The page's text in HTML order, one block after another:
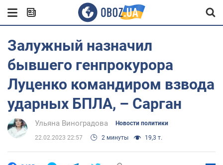
Залужный назначил
бывшего генпрокурора
Луценко командиром взвода
ударных БПЛА, – Сарган
Ульяна Виноградова Новости политики
22.02.2023 22:57 2 минуты 19,3 т.